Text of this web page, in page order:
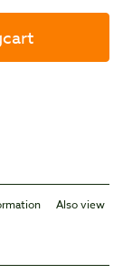
Also view